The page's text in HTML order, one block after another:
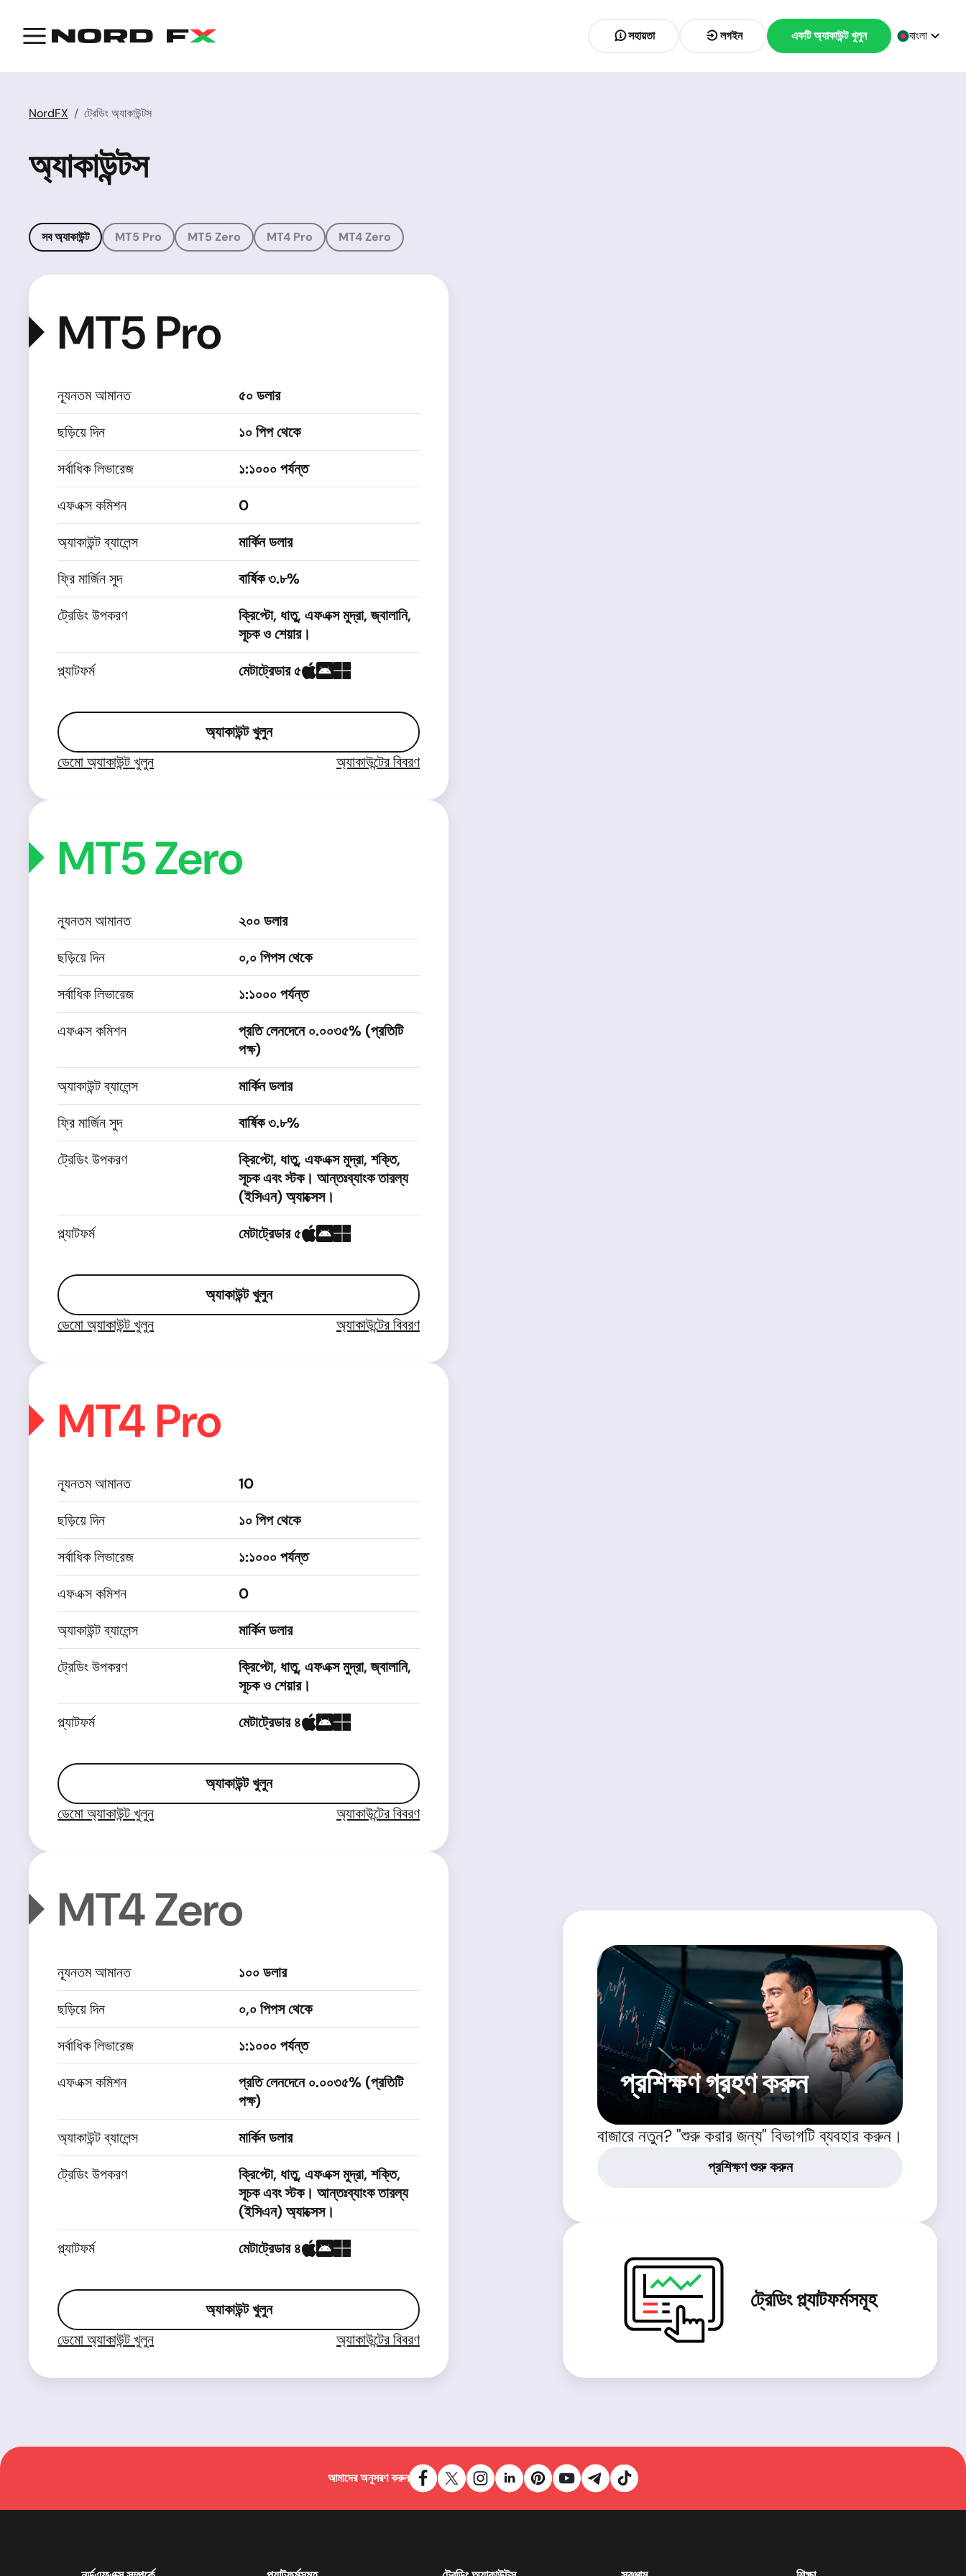
সহায়তা লগইন একটি অ্যাকাউন্ট খুলুন বাংলা
NordFX ট্রেডিং অ্যাকাউন্টস
অ্যাকাউন্টস
সব অ্যাকাউন্ট MT5 Pro MT5 Zero MT4 Pro MT4 Zero
MT5 Pro
ন্যূনতম আমানত
৫০ ডলার
ছড়িয়ে দিন
১০ পিপ থেকে
সর্বাধিক লিভারেজ
১:১০০০ পর্যন্ত
এফএক্স কমিশন
0
অ্যাকাউন্ট ব্যালেন্স
মার্কিন ডলার
ফ্রি মার্জিন সুদ
বার্ষিক ৩.৮%
ট্রেডিং উপকরণ
ক্রিপ্টো, ধাতু, এফএক্স মুদ্রা, জ্বালানি,
সূচক ও শেয়ার।
প্ল্যাটফর্ম
মেটাট্রেডার ৫
অ্যাকাউন্ট খুলুন
ডেমো অ্যাকাউন্ট খুলুন
অ্যাকাউন্টের বিবরণ
MT5 Zero
ন্যূনতম আমানত
২০০ ডলার
ছড়িয়ে দিন
০,০ পিপস থেকে
সর্বাধিক লিভারেজ
১:১০০০ পর্যন্ত
এফএক্স কমিশন
প্রতি লেনদেনে ০.০০৩৫% (প্রতিটি
পক্ষ)
অ্যাকাউন্ট ব্যালেন্স
মার্কিন ডলার
ফ্রি মার্জিন সুদ
বার্ষিক ৩.৮%
ট্রেডিং উপকরণ
ক্রিপ্টো, ধাতু, এফএক্স মুদ্রা, শক্তি,
সূচক এবং স্টক। আন্তঃব্যাংক তারল্য
(ইসিএন) অ্যাক্সেস।
প্ল্যাটফর্ম
মেটাট্রেডার ৫
অ্যাকাউন্ট খুলুন
ডেমো অ্যাকাউন্ট খুলুন
অ্যাকাউন্টের বিবরণ
MT4 Pro
ন্যূনতম আমানত
10
ছড়িয়ে দিন
১০ পিপ থেকে
সর্বাধিক লিভারেজ
১:১০০০ পর্যন্ত
এফএক্স কমিশন
0
অ্যাকাউন্ট ব্যালেন্স
মার্কিন ডলার
ট্রেডিং উপকরণ
ক্রিপ্টো, ধাতু, এফএক্স মুদ্রা, জ্বালানি,
সূচক ও শেয়ার।
প্ল্যাটফর্ম
মেটাট্রেডার ৪
অ্যাকাউন্ট খুলুন
ডেমো অ্যাকাউন্ট খুলুন
অ্যাকাউন্টের বিবরণ
MT4 Zero
ন্যূনতম আমানত
১০০ ডলার
ছড়িয়ে দিন
০,০ পিপস থেকে
সর্বাধিক লিভারেজ
১:১০০০ পর্যন্ত
এফএক্স কমিশন
প্রতি লেনদেনে ০.০০৩৫% (প্রতিটি
পক্ষ)
অ্যাকাউন্ট ব্যালেন্স
মার্কিন ডলার
ট্রেডিং উপকরণ
ক্রিপ্টো, ধাতু, এফএক্স মুদ্রা, শক্তি,
সূচক এবং স্টক। আন্তঃব্যাংক তারল্য
(ইসিএন) অ্যাক্সেস।
প্ল্যাটফর্ম
মেটাট্রেডার ৪
অ্যাকাউন্ট খুলুন
ডেমো অ্যাকাউন্ট খুলুন
অ্যাকাউন্টের বিবরণ
প্রশিক্ষণ গ্রহণ করুন
বাজারে নতুন? "শুরু করার জন্য" বিভাগটি ব্যবহার করুন।
প্রশিক্ষণ শুরু করুন
ট্রেডিং প্ল্যাটফর্মসমূহ
আমাদের অনুসরণ করুন